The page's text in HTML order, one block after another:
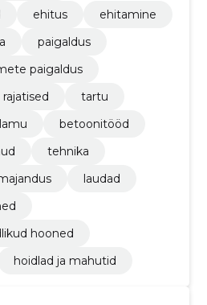
ehitus
ehitamine
paigaldus
paigaldus
rajatised
tartu
betoonitööd
tehnika
laudad
hooned
hoidlad ja mahutid